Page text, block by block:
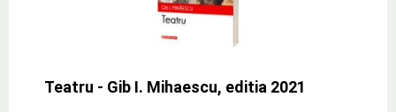
Teatru - Gib I. Mihaescu, editia 2021